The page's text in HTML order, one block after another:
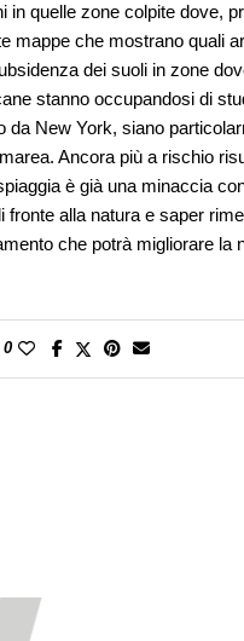
quelle zone colpite dove,
che mostrano quali
dei suoli in zone
stanno occupandosi di
New York, siano
Ancora più a rischio
è già una minaccia
alla natura e saper
che potrà migliorare la
0